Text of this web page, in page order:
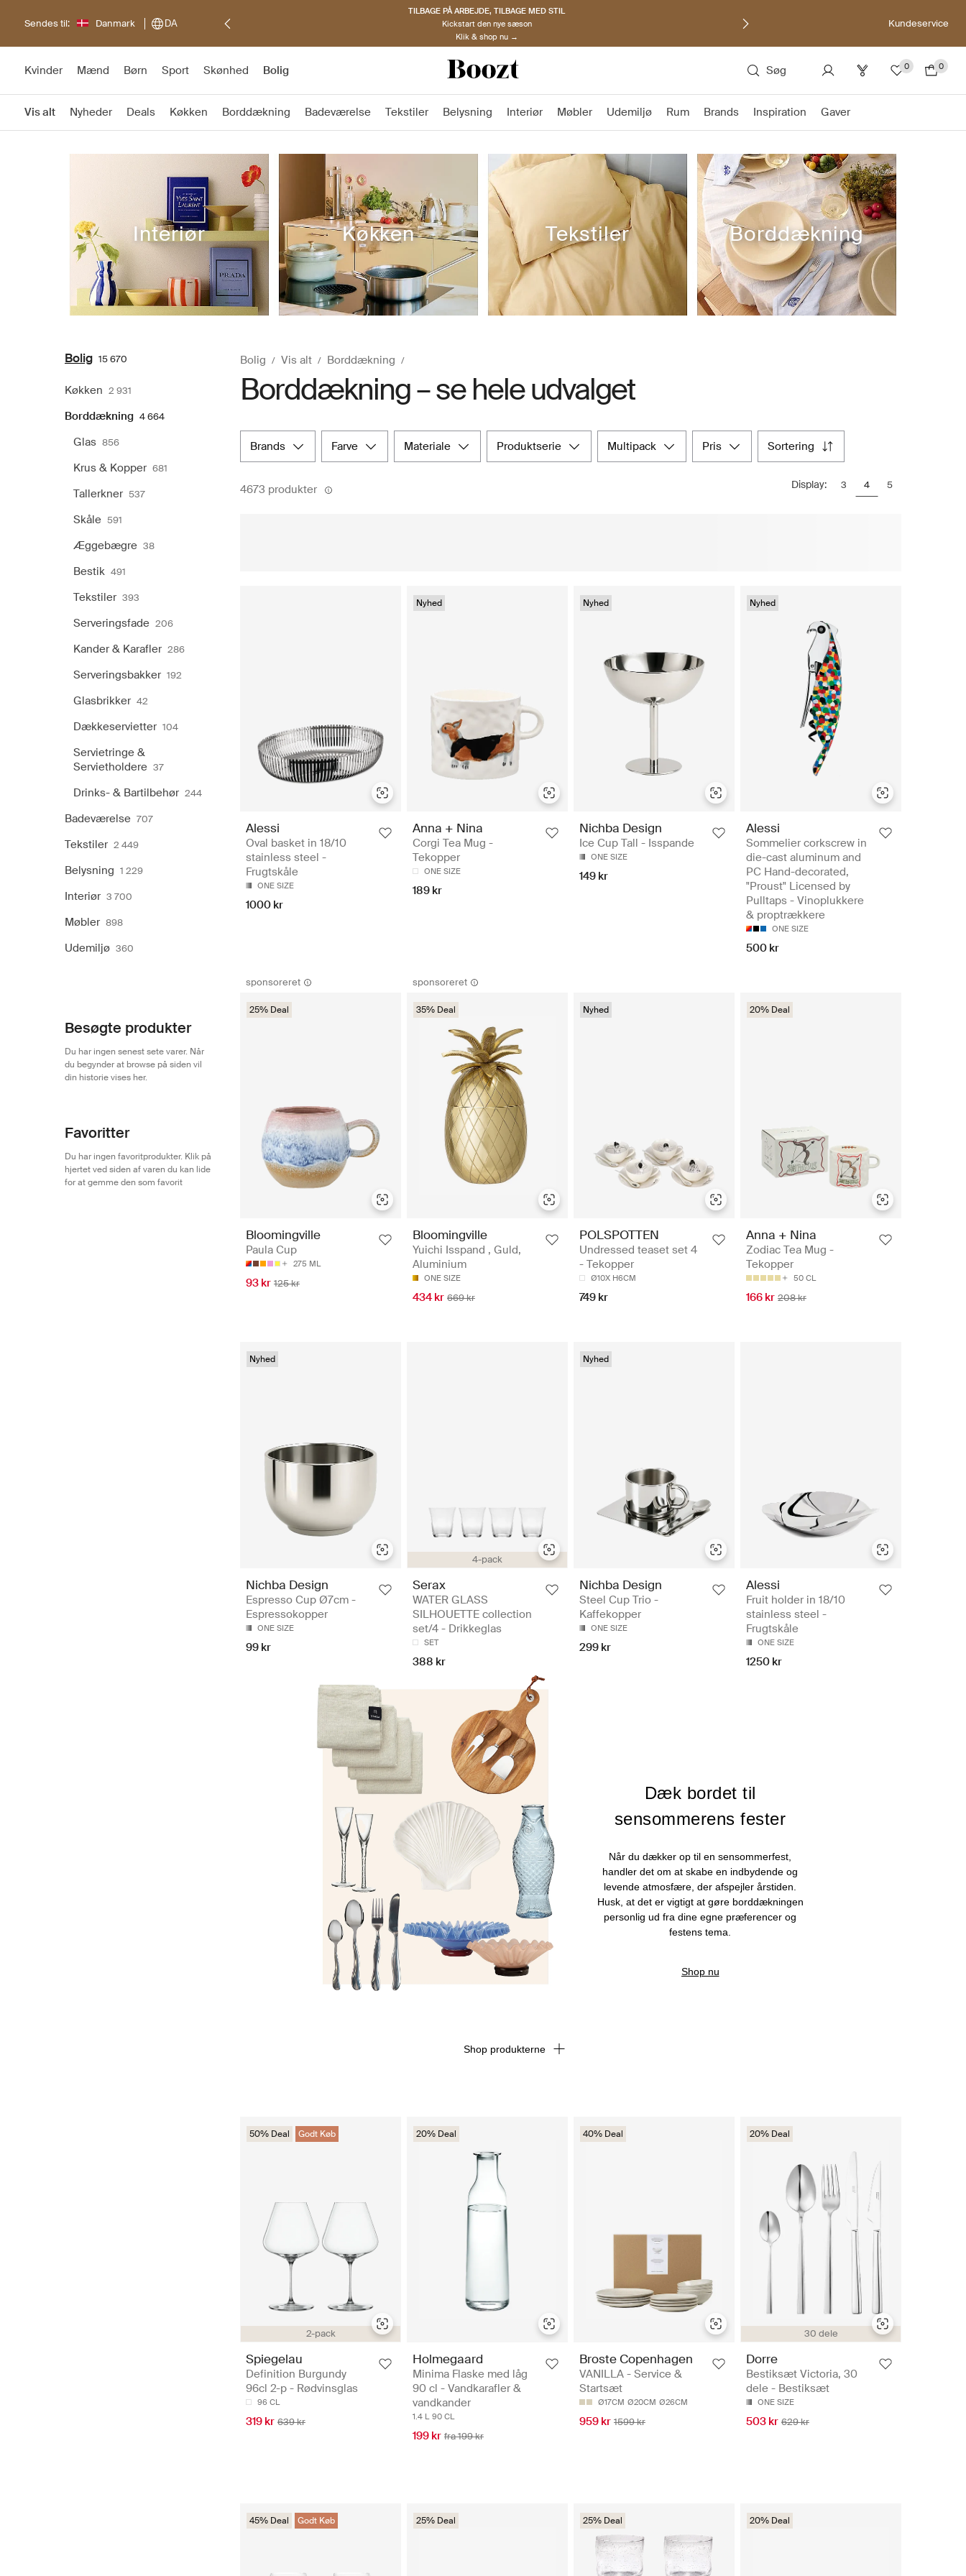
Sendes til: Danmark DA
OPDAG NORDISKE BRANDS
Must-haves til den nye sæson
Klik & shop nu →
Kundeservice
Kvinder Mænd Børn Sport Skønhed Bolig Søg 0 0
Vis alt Nyheder Deals Køkken Borddækning Badeværelse Tekstiler Belysning Interiør Møbler Udemiljø Rum Brands Inspiration Gaver
Interiør Køkken Tekstiler Borddækning
Bolig 15 670
Køkken 2 931
Borddækning 4 664
Glas 856
Krus & Kopper 681
Tallerkner 537
Skåle 591
Æggebægre 38
Bestik 491
Tekstiler 393
Serveringsfade 206
Kander & Karafler 286
Serveringsbakker 192
Glasbrikker 42
Dækkeservietter 104
Servietringe &
Servietholdere 37
Drinks- & Bartilbehør 244
Badeværelse 707
Tekstiler 2 449
Belysning 1 229
Interiør 3 700
Møbler 898
Udemiljø 360
Besøgte produkter
Du har ingen senest sete varer. Når
du begynder at browse på siden vil
din historie vises her.
Favoritter
Du har ingen favoritprodukter. Klik på
hjertet ved siden af varen du kan lide
for at gemme den som favorit
Bolig Vis alt Borddækning
Borddækning – se hele udvalget
brands farve materiale produktserie multipack pris sortering
4673 produkter Display: 3 4 5
Alessi
Oval basket in 18/10
stainless steel -
Frugtskåle
ONE SIZE
1000 kr
Nyhed
Anna + Nina
Corgi Tea Mug -
Tekopper
ONE SIZE
189 kr
Nyhed
Nichba Design
Ice Cup Tall - Isspande
ONE SIZE
149 kr
Nyhed
Alessi
Sommelier corkscrew in
die-cast aluminum and
PC Hand-decorated,
"Proust" Licensed by
Pulltaps - Vinoplukkere
& proptrækkere
ONE SIZE
500 kr
sponsoreret
25% Deal
Bloomingville
Paula Cup
275 ML
93 kr 125 kr
sponsoreret
35% Deal
Bloomingville
Yuichi Isspand , Guld,
Aluminium
ONE SIZE
434 kr 669 kr
Nyhed
POLSPOTTEN
Undressed teaset set 4
- Tekopper
Ø10X H6CM
749 kr
20% Deal
Anna + Nina
Zodiac Tea Mug -
Tekopper
50 CL
166 kr 208 kr
Nyhed
Nichba Design
Espresso Cup Ø7cm -
Espressokopper
ONE SIZE
99 kr
4-pack
Serax
WATER GLASS
SILHOUETTE collection
set/4 - Drikkeglas
SET
388 kr
Nyhed
Nichba Design
Steel Cup Trio -
Kaffekopper
ONE SIZE
299 kr
Alessi
Fruit holder in 18/10
stainless steel -
Frugtskåle
ONE SIZE
1250 kr
2-pack
50% Deal Godt Køb
Spiegelau
Definition Burgundy
96cl 2-p - Rødvinsglas
96 CL
319 kr 639 kr
20% Deal
Holmegaard
Minima Flaske med låg
90 cl - Vandkarafler &
vandkander
1.4 L 90 CL
199 kr fra 199 kr
40% Deal
Broste Copenhagen
VANILLA - Service &
Startsæt
Ø17CM Ø20CM Ø26CM
959 kr 1599 kr
30 dele
20% Deal
Dorre
Bestiksæt Victoria, 30
dele - Bestiksæt
ONE SIZE
503 kr 629 kr
45% Deal Godt Køb 25% Deal 25% Deal 20% Deal
Shop produkterne
Dæk bordet til
sensommerens fester
Når du dækker op til en sensommerfest,
handler det om at skabe en indbydende og
levende atmosfære, der afspejler årstiden.
Husk, at det er vigtigt at gøre borddækningen
personlig ud fra dine egne præferencer og
festens tema.
Shop nu